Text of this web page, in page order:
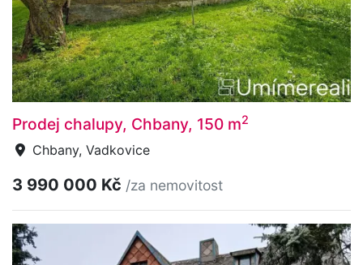
Prodej chalupy, Chbany, 150 m2
Chbany, Vadkovice
3 990 000 Kč /za nemovitost